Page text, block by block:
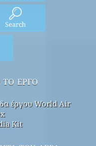
Search
έργο
έργου World Air
Kit